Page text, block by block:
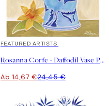
40%*
FEATURED ARTISTS
Rosanna Corfe - Daffodil Vase Poster
Ab 14,67 €24,45 €